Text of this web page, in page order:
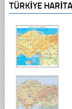
TÜRKIYE